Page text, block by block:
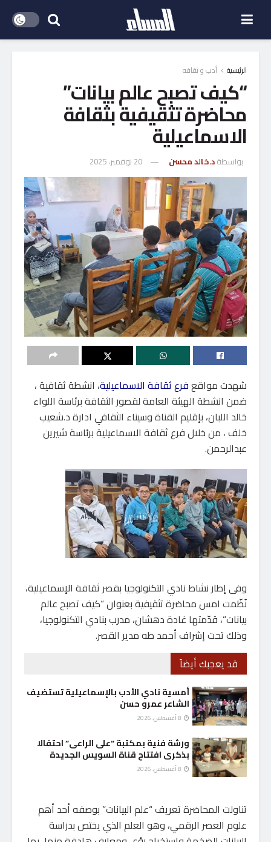
الرئيسية أدب و ثقافه
“كيف تصبح عالم بيانات”
محاضرة تثقيفية بثقافة
الاسماعيلية
بواسطةد.خالد محسن 20 نوفمبر، 2025
شهدت مواقعفرع ثقافة الاسماعيلية، انشطة ثقافية ،
ضمن انشطة الهيئة العامة لقصور الثقافة برئاسة اللواء
خالد اللبان، بإقليم القناة وسيناء الثقافي ادارة د.شعيب
خلف ، من خلال فرع ثقافة الاسماعيلية برئاسة شيرين
عبدالرحمن.
وفى إطار نشاط نادي التكنولوجيا بقصر ثقافة الإسماعيلية،
نُظّمت امس محاضرة تثقيفية بعنوان “كيف تصبح عالم
بيانات”، قدّمتها غادة دهشان، مدرب بنادي التكنولوجيا،
وذلك تحت إشراف أحمد طه مدير القصر.
قد يعجبك أيضاً
أمسية نادي الأدب بالإسماعيلية تستضيف
الشاعر عمرو حسن
ورشة فنية بمكتبة “على الراعى” احتفالا
بذكرى افتتاح قناة السويس الجديدة
تناولت المحاضرة تعريف “علم البيانات” بوصفه أحد أهم
علوم العصر الرقمي، وهو العلم الذي يختص بدراسة